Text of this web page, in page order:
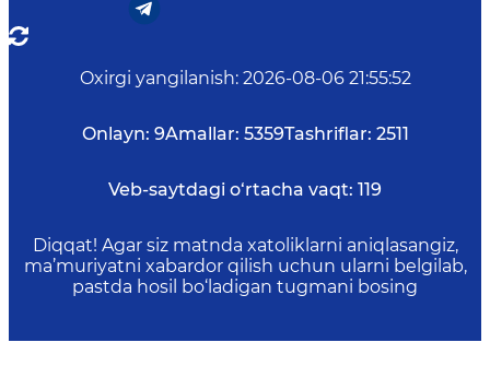
Oxirgi yangilanish: 2026-08-06 21:55:52
Onlayn: 9Amallar: 5359Tashriflar: 2511
Veb-saytdagi o‘rtacha vaqt: 119
Diqqat! Agar siz matnda xatoliklarni aniqlasangiz,
ma’muriyatni xabardor qilish uchun ularni belgilab,
pastda hosil bo‘ladigan tugmani bosing